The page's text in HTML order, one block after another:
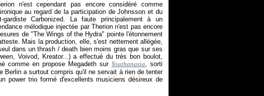
n'est cependant pas encore considéré comme
au regard de la participation de Johnsson et du
Carbonized. La faute principalement à un
mélodique injectée par Therion n'est pas encore
de "The Wings of the Hydra" pointe l'étonnement
Mais la production, elle, s'est nettement allégée,
dans un thrash / death bien moins gras que sur ses
Voivod, Kreator...) a effectué du très bon boulot,
comme en propose Megadeth sur Youthanasia, sorti
a surtout compris qu'il ne servait à rien de tenter
power trio formé d'excellents musiciens désireux de